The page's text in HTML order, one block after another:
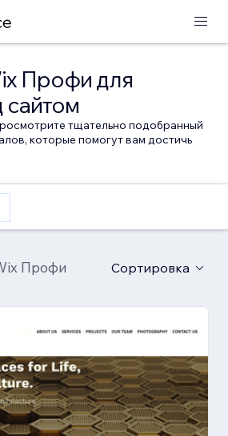
Профи для
сайтом
тщательно подобранный
которые помогут вам достичь
Профи Сортировка